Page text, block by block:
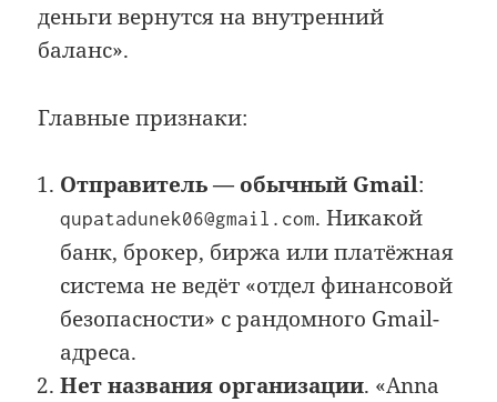
деньги вернутся на внутренний
баланс».
Главные признаки:
Отправитель — обычный Gmail:
qupatadunek06@gmail.com. Никакой
банк, брокер, биржа или платёжная
система не ведёт «отдел финансовой
безопасности» с рандомного Gmail-
адреса.
Нет названия организации. «Anna